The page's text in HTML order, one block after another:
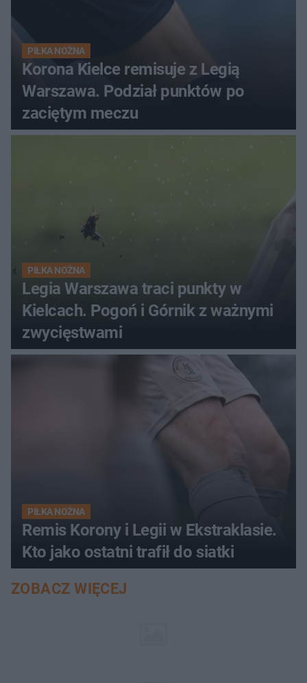
PIŁKA NOŻNA
Korona Kielce remisuje z Legią
Warszawa. Podział punktów po
zaciętym meczu
PIŁKA NOŻNA
Legia Warszawa traci punkty w
Kielcach. Pogoń i Górnik z ważnymi
zwycięstwami
PIŁKA NOŻNA
Remis Korony i Legii w Ekstraklasie.
Kto jako ostatni trafił do siatki
ZOBACZ WIĘCEJ